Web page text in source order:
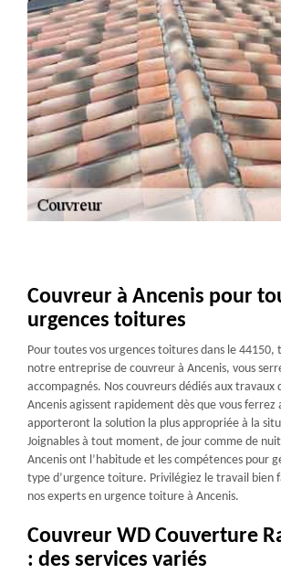
Couvreur à Ancenis pour
urgences toitures
Pour toutes vos urgences toitures dans le 44150,
notre entreprise de couvreur à Ancenis, vous
accompagnés. Nos couvreurs dédiés aux travaux
Ancenis agissent rapidement dès que vous ferrez
apporteront la solution la plus appropriée à la
Joignables à tout moment, de jour comme de
Ancenis ont l’habitude et les compétences pour
type d’urgence toiture. Privilégiez le travail bien
nos experts en urgence toiture à Ancenis.
Couvreur WD Couverture
: des services variés